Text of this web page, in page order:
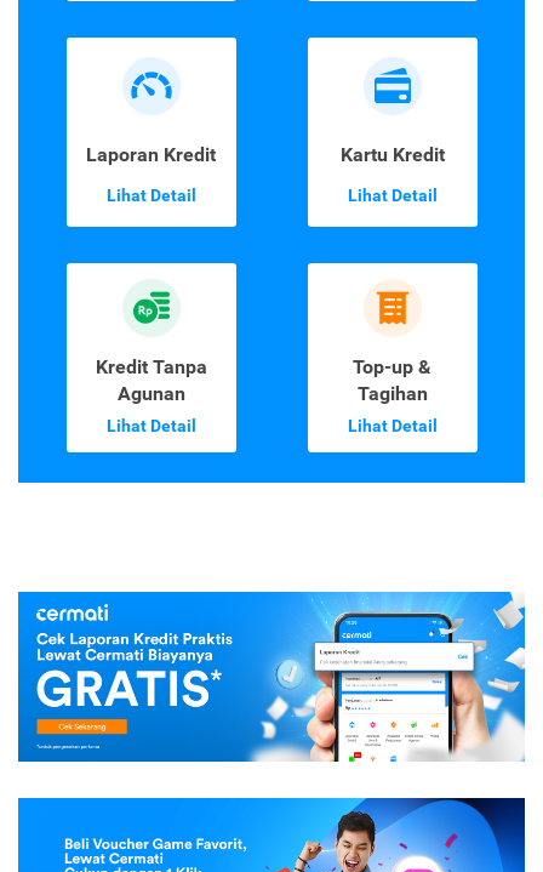
Laporan Kredit
Lihat Detail
Kartu Kredit
Lihat Detail
Kredit Tanpa
Agunan
Lihat Detail
Top-up &
Tagihan
Lihat Detail